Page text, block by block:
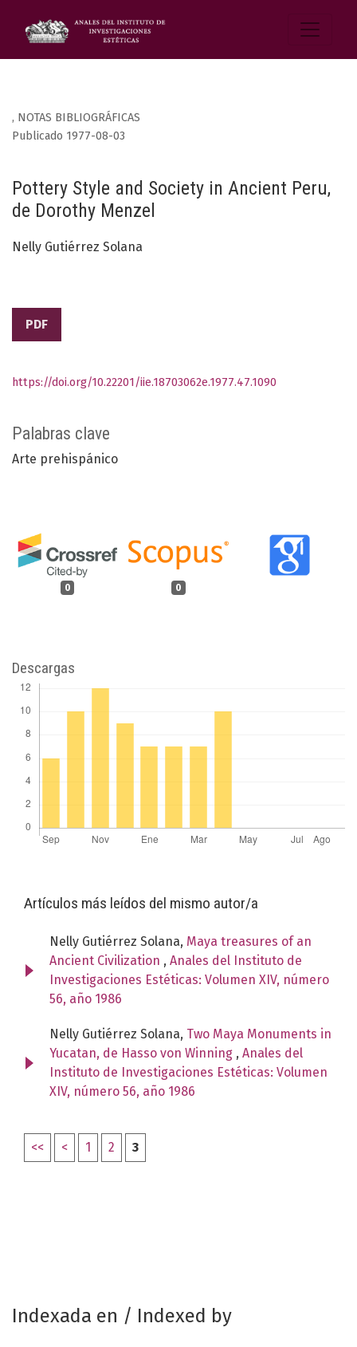
, NOTAS BIBLIOGRÁFICAS
Pottery Style and Society in Ancient Peru,
de Dorothy Menzel
Publicado 1977-08-03
Nelly Gutiérrez Solana
PDF
Palabras clave
Arte prehispánico
0 0
https://doi.org/10.22201/iie.18703062e.1977.47.1090
Descargas
Artículos más leídos del mismo autor/a
Nelly Gutiérrez Solana, Maya treasures of an
Ancient Civilization , Anales del Instituto de
Investigaciones Estéticas: Volumen XIV, número
56, año 1986
Nelly Gutiérrez Solana, Two Maya Monuments in
Yucatan, de Hasso von Winning , Anales del
Instituto de Investigaciones Estéticas: Volumen
XIV, número 56, año 1986
<< < 1 2 3
Indexada en / Indexed by